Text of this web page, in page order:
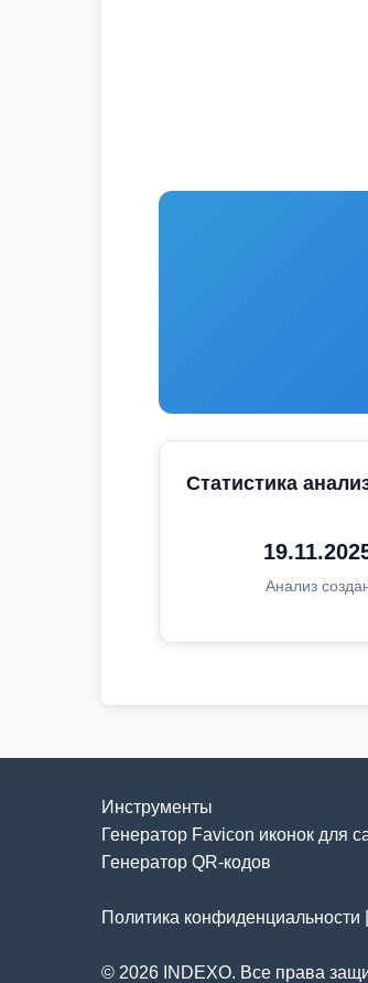
Статистика
Анализ
Инструменты
Генератор Favicon иконок для
Генератор QR-кодов
Политика конфиденциальности
© 2026 INDEXO. Все права